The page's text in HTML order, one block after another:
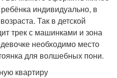
индивидуально, в
Так в детской
трек с машинками и зона
необходимо место
для волшебных пони.